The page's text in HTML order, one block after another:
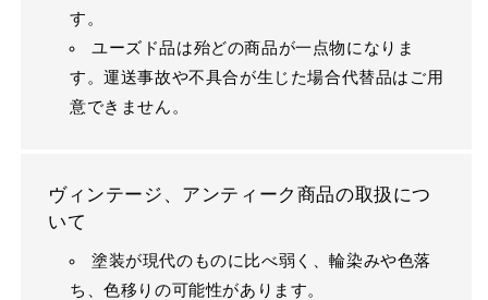
す。
ユーズド品は殆どの商品が一点物になりま
す。運送事故や不具合が生じた場合代替品はご用
意できません。
ヴィンテージ、アンティーク商品の取扱につ
いて
塗装が現代のものに比べ弱く、輪染みや色落
ち、色移りの可能性があります。